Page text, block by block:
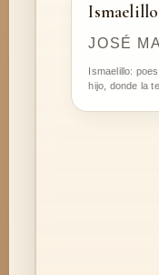
Ismaelillo
JOSÉ
Ismaelillo:
hijo, donde la